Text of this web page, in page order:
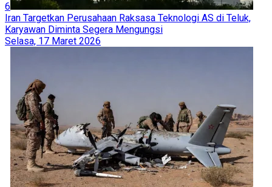
6
Iran Targetkan Perusahaan Raksasa Teknologi AS di Teluk,
Karyawan Diminta Segera Mengungsi
Selasa, 17 Maret 2026